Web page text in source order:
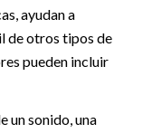
ayudan a
de otros tipos de
pueden incluir
un sonido, una